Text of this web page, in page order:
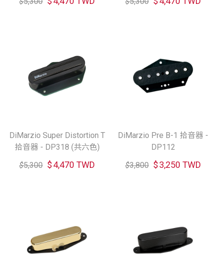
DiMarzio Super Distortion T
拾音器 - DP318 (共六色)
$5,300 $4,470 TWD
DiMarzio Pre B-1 拾音器 -
DP112
$3,800 $3,250 TWD